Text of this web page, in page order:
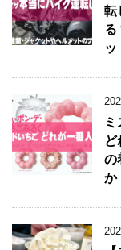
転
る
ッ
ど
の
か